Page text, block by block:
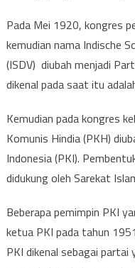
Pada Mei 1920, kongres
kemudian nama Indische
(ISDV) diubah menjadi
dikenal pada saat itu
Kemudian pada kongres
Komunis Hindia (PKH)
Indonesia (PKI).
didukung oleh Sarekat
Beberapa pemimpin PKI
ketua PKI pada tahun
PKI dikenal sebagai partai